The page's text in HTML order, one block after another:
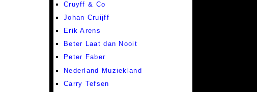
Cruyff & Co
Johan Cruijff
Erik Arens
Beter Laat dan Nooit
Peter Faber
Nederland Muziekland
Carry Tefsen